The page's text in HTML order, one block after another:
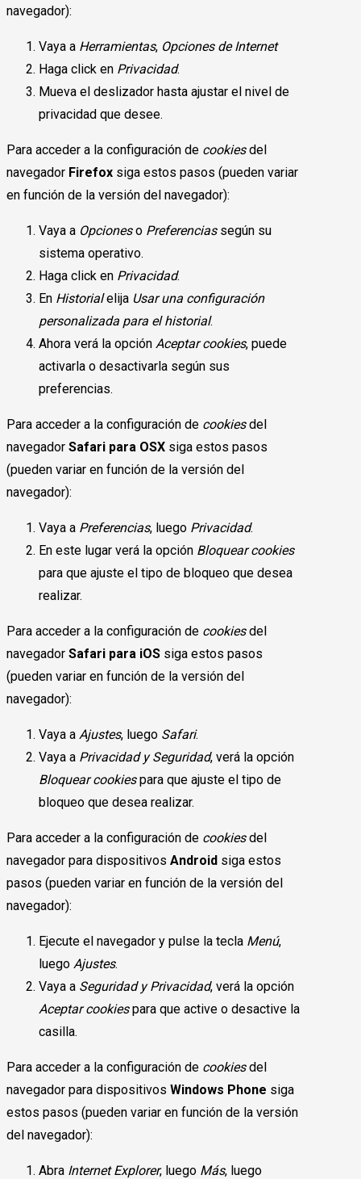
navegador):
Vaya a Herramientas, Opciones de Internet
Haga click en Privacidad.
Mueva el deslizador hasta ajustar el nivel de
privacidad que desee.
Para acceder a la configuración de cookiesdel
navegador Firefox siga estos pasos (pueden variar
en función de la versión del navegador):
Vaya a Opcioneso Preferenciassegún su
sistema operativo.
Haga click en Privacidad.
En Historialelija Usar una configuración
personalizada para el historial.
Ahora verá la opción Aceptar cookies, puede
activarla o desactivarla según sus
preferencias.
Para acceder a la configuración de cookiesdel
navegador Safari para OSX siga estos pasos
(pueden variar en función de la versión del
navegador):
Vaya a Preferencias, luego Privacidad.
En este lugar verá la opción Bloquear cookies
para que ajuste el tipo de bloqueo que desea
realizar.
Para acceder a la configuración de cookiesdel
navegador Safari para iOS siga estos pasos
(pueden variar en función de la versión del
navegador):
Vaya a Ajustes, luego Safari.
Vaya a Privacidad y Seguridad, verá la opción
Bloquear cookiespara que ajuste el tipo de
bloqueo que desea realizar.
Para acceder a la configuración de cookiesdel
navegador para dispositivos Android siga estos
pasos (pueden variar en función de la versión del
navegador):
Ejecute el navegador y pulse la tecla Menú,
luego Ajustes.
Vaya a Seguridad y Privacidad, verá la opción
Aceptar cookiespara que active o desactive la
casilla.
Para acceder a la configuración de cookiesdel
navegador para dispositivos Windows Phone siga
estos pasos (pueden variar en función de la versión
del navegador):
Abra Internet Explorer, luego Más, luego